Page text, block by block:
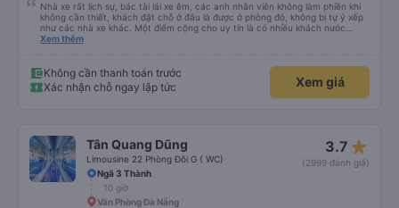
Nhà xe rất lịch sự, bác tài lái xe êm, các anh nhân viên không làm phiền khi
không cần thiết, khách đặt chỗ ở đâu là được ở phòng đó, không bị tự ý xếp
như các nhà xe khác. Một điểm cộng cho uy tín là có nhiều khách nước
Xem thêm
Không cần thanh toán trước
Xác nhận chỗ ngay lập tức
Xem giá
Tân Quang Dũng
Limousine 22 Phòng Đôi G ( WC)
3.7 star_rate
(2999 đánh giá)
Ngã 3 Thành
10 giờ
Văn Phòng Đà Nẵng